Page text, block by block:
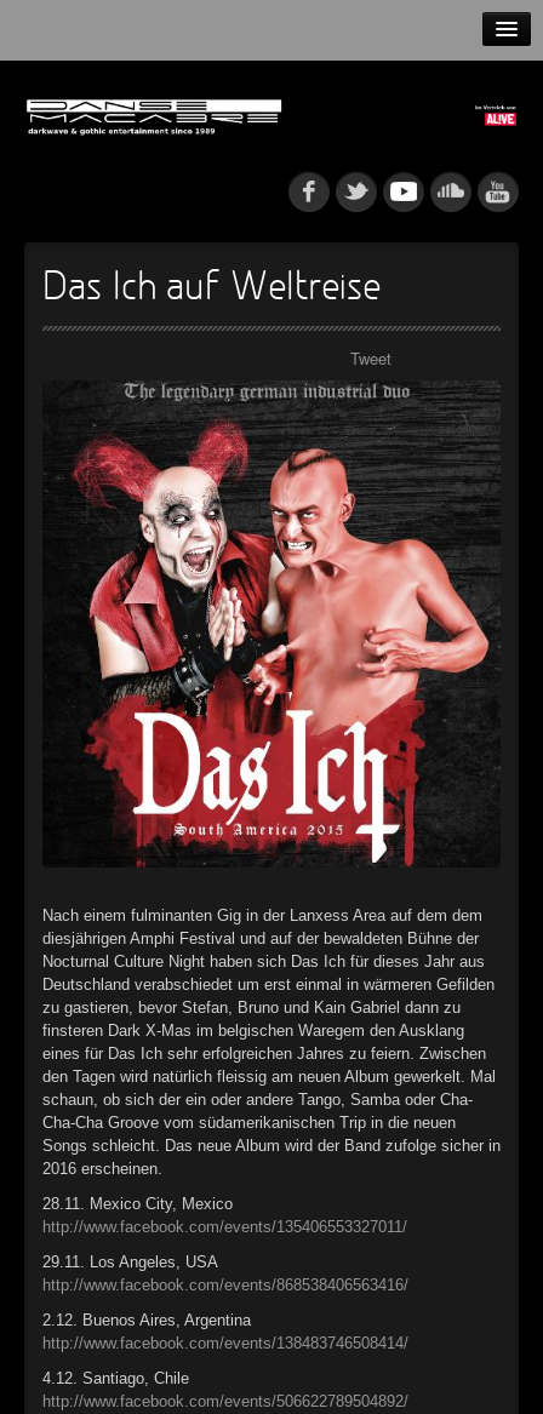
NEWS
► Rattenfänger
Oberer Totpunkt
► Dia De Los Muertos
Oberer Totpunkt
► Alltag macht tot
Oberer Totpunkt
► Die Krieger
Oberer Totpunkt
► Imperator
Oberer Totpunkt
► Maschinenherz
Oberer Totpunkt
► Der Siebte Tag
Oberer Totpunkt
► Langfristig gesehen (sind wir alle tot)
Oberer Totpunkt
► Blutmond
Oberer Totpunkt
Oberer Totpunkt
► Teufels Lehrerin
Oberer Totpunkt
► Zeit verfliegt
Oberer Totpunkt
► Untergehen
Oberer Totpunkt
► Geisterfahrt
Oberer Totpunkt
► Gevatter Tod
Oberer Totpunkt
►
►
►
►
Das Ich auf Weltreise
Tweet
Nach einem fulminanten Gig in der Lanxess Area auf dem dem
diesjährigen Amphi Festival und auf der bewaldeten Bühne der
Nocturnal Culture Night haben sich Das Ich für dieses Jahr aus
Deutschland verabschiedet um erst einmal in wärmeren Gefilden
zu gastieren, bevor Stefan, Bruno und Kain Gabriel dann zu
finsteren Dark X-Mas im belgischen Waregem den Ausklang
eines für Das Ich sehr erfolgreichen Jahres zu feiern. Zwischen
den Tagen wird natürlich fleissig am neuen Album gewerkelt. Mal
schaun, ob sich der ein oder andere Tango, Samba oder Cha-
Cha-Cha Groove vom südamerikanischen Trip in die neuen
Songs schleicht. Das neue Album wird der Band zufolge sicher in
2016 erscheinen.
28.11. Mexico City, Mexico
http://www.facebook.com/events/135406553327011/
29.11. Los Angeles, USA
http://www.facebook.com/events/868538406563416/
2.12. Buenos Aires, Argentina
http://www.facebook.com/events/138483746508414/
4.12. Santiago, Chile
http://www.facebook.com/events/506622789504892/